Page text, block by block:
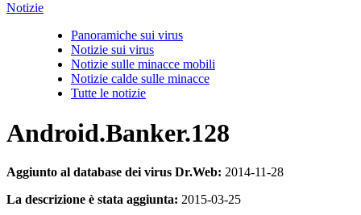
Notizie
Panoramiche sui virus
Notizie sui virus
Notizie sulle minacce mobili
Notizie calde sulle minacce
Tutte le notizie
Android.Banker.128
Aggiunto al database dei virus Dr.Web: 2014-11-28
La descrizione è stata aggiunta: 2015-03-25